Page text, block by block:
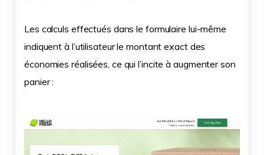
Les calculs effectués dans le formulaire lui-même
indiquent à l’utilisateur le montant exact des
économies réalisées, ce qui l’incite à augmenter son
panier :